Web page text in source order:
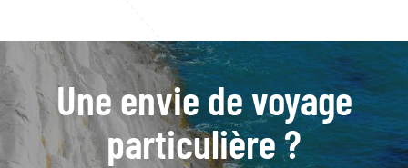
Une envie de voyage
particulière ?